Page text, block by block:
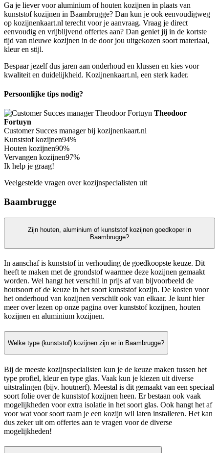
Ga je liever voor aluminium of houten kozijnen in plaats van
kunststof kozijnen in Baambrugge? Dan kun je ook eenvoudigweg
op kozijnenkaart.nl terecht voor je aanvraag. Vraag je direct
eenvoudig en vrijblijvend offertes aan? Dan geniet jij in de kortste
tijd van nieuwe kozijnen in de door jou uitgekozen soort materiaal,
kleur en stijl.
Bespaar jezelf dus jaren aan onderhoud en klussen en kies voor
kwaliteit en duidelijkheid. Kozijnenkaart.nl, een sterk kader.
Persoonlijke tips nodig?
Theodoor
Fortuyn
Customer Succes manager bij kozijnenkaart.nl
Kunststof kozijnen94%
Houten kozijnen90%
Vervangen kozijnen97%
Ik help je graag!
Veelgestelde vragen over kozijnspecialisten uit
Baambrugge
Zijn houten, aluminium of kunststof kozijnen goedkoper in
Baambrugge?
In aanschaf is kunststof in verhouding de goedkoopste keuze. Dit
heeft te maken met de grondstof waarmee deze kozijnen gemaakt
worden. Wel hangt het verschil in prijs af van bijvoorbeeld de
houtsoort of de keuze in het soort kunststof kozijn. De kosten voor
het onderhoud van kozijnen verschilt ook van elkaar. Je kunt hier
meer over lezen op onze pagina over kunststof kozijnen, houten
kozijnen en aluminium kozijnen.
Welke type (kunststof) kozijnen zijn er in Baambrugge?
Bij de meeste kozijnspecialisten kun je de keuze maken tussen het
type profiel, kleur en type glas. Vaak kun je kiezen uit diverse
uitstralingen (bijv. houtnerf). Meestal is dit gemaakt van een speciaal
soort folie over de kunststof kozijnen heen. Er bestaan ook vaak
mogelijkheden voor extra isolatie in het soort glas. Ook hangt het af
voor wat voor soort raam je een kozijn wil laten installeren. Het kan
dus zeker uit om offertes aan te vragen voor de diverse
mogelijkheden!